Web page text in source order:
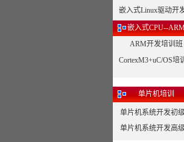
嵌入式Linux驱动开
嵌入式CPU--
ARM开发培训班
CortexM3+uC/OS培
单片机培训
单片机系统开发初
单片机系统开发高